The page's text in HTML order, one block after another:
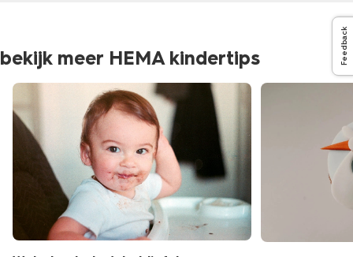
bekijk meer HEMA kindertips Feedback